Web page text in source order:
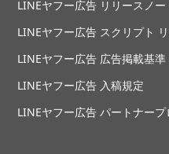
LINEヤフー広告 リリースノー
LINEヤフー広告 スクリプト
LINEヤフー広告 広告掲載基準
LINEヤフー広告 入稿規定
LINEヤフー広告 パートナー